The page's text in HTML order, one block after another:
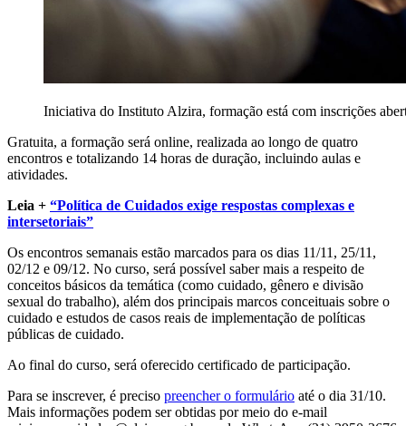
Iniciativa do Instituto Alzira, formação está com inscrições
Gratuita, a formação será online, realizada ao longo de quatro
encontros e totalizando 14 horas de duração, incluindo aulas e
atividades.
Leia + “Política de Cuidados exige respostas complexas e
intersetoriais”
Os encontros semanais estão marcados para os dias 11/11, 25/11,
02/12 e 09/12. No curso, será possível saber mais a respeito de
conceitos básicos da temática (como cuidado, gênero e divisão
sexual do trabalho), além dos principais marcos conceituais sobre o
cuidado e estudos de casos reais de implementação de políticas
públicas de cuidado.
Ao final do curso, será oferecido certificado de participação.
Para se inscrever, é preciso preencher o formulário até o dia 31/10.
Mais informações podem ser obtidas por meio do e-mail